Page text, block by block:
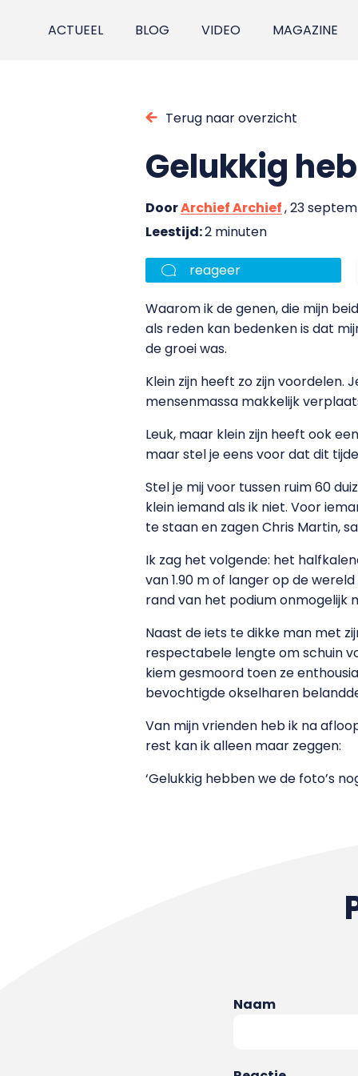
ACTUEEL BLOG VIDEO MAGAZINE
Terug naar overzicht
Gelukkig
DoorArchief Archief, 23
Leestijd:2 minuten
reageer
Waarom ik de genen, die mijn
als reden kan bedenken is dat
de groei was.
Klein zijn heeft zo zijn
mensenmassa makkelijk
Leuk, maar klein zijn heeft ook
maar stel je eens voor dat dit
Stel je mij voor tussen ruim 60
klein iemand als ik niet. Voor
te staan en zagen Chris Martin,
Ik zag het volgende: het
van 1.90 m of langer op de
rand van het podium onmogelijk
Naast de iets te dikke man met
respectabele lengte om schuin
kiem gesmoord toen ze
bevochtigde okselharen
Van mijn vrienden heb ik na
rest kan ik alleen maar zeggen:
‘Gelukkig hebben we de foto’s
Naam